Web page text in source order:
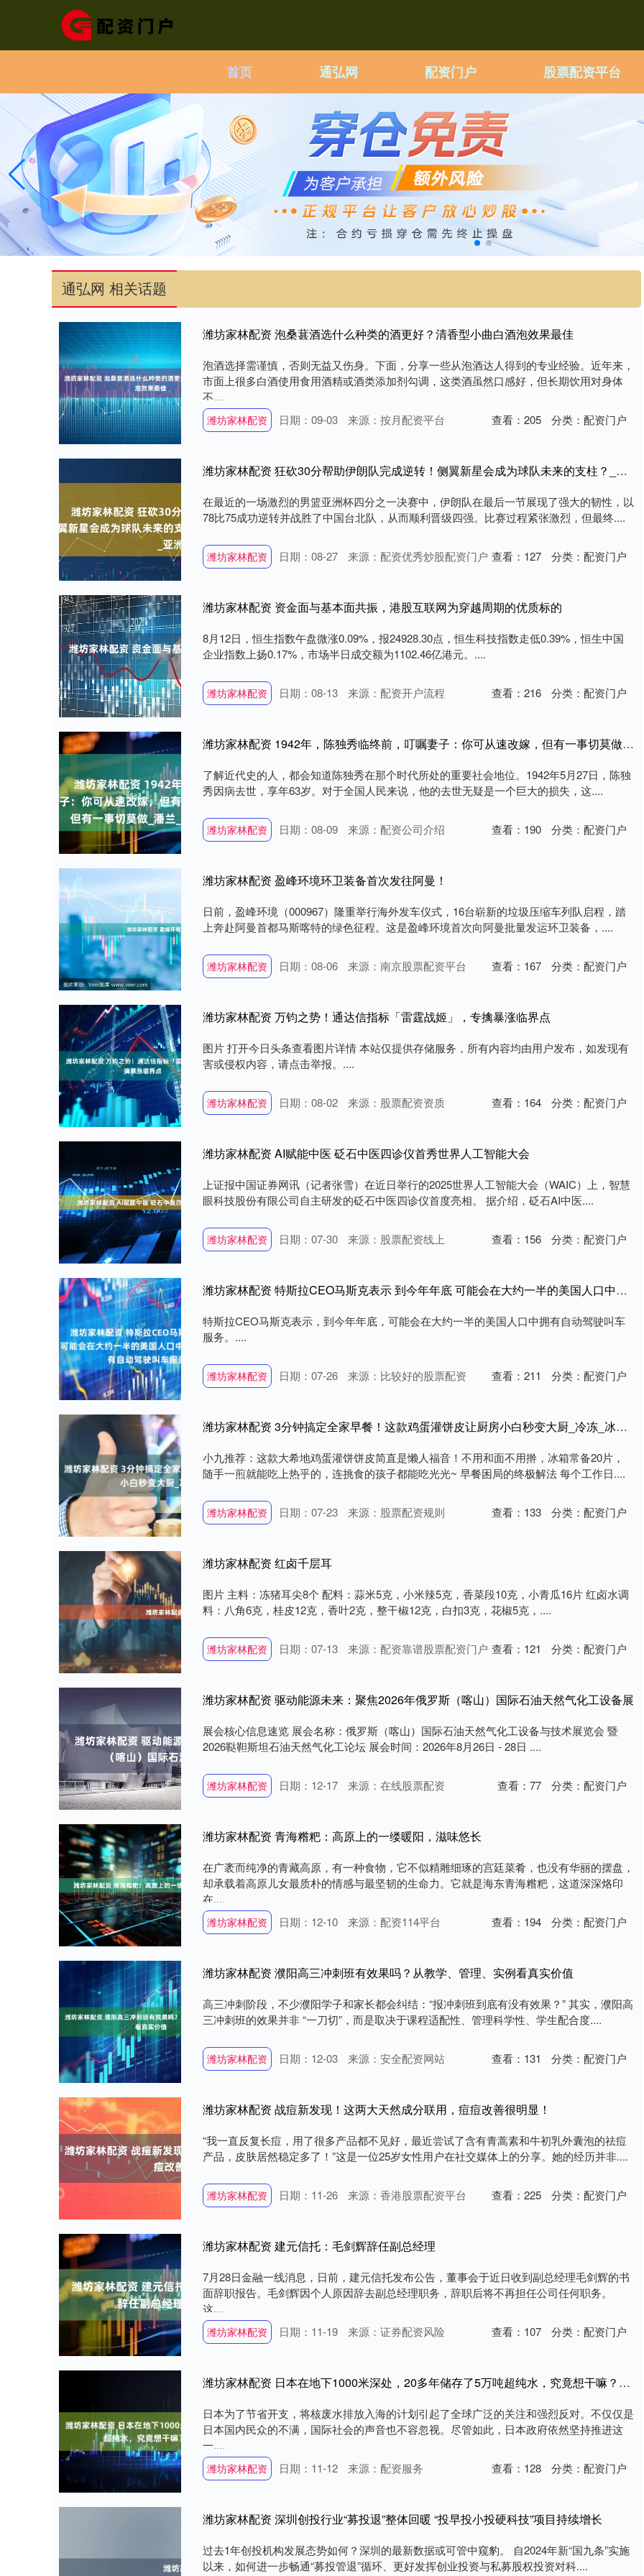
首页 通弘网 配资门户 股票配资平台
通弘网 相关话题
潍坊家林配资 泡桑葚酒选什么种类的酒更好？清香型小曲白酒泡效果最佳
泡酒选择需谨慎，否则无益又伤身。下面，分享一些从泡酒达人得到的专业经验。近年来，
市面上很多白酒使用食用酒精或酒类添加剂勾调，这类酒虽然口感好，但长期饮用对身体
不....
潍坊家林配资 日期：09-03 来源：按月配资平台 查看： 205 分类： 配资门户
潍坊家林配资 狂砍30分帮助伊朗队完成逆转！侧翼新星会成为球队未来的支柱？_阿米尼_比赛_亚洲杯
在最近的一场激烈的男篮亚洲杯四分之一决赛中，伊朗队在最后一节展现了强大的韧性，以
78比75成功逆转并战胜了中国台北队，从而顺利晋级四强。比赛过程紧张激烈，但最终....
潍坊家林配资 日期：08-27 来源：配资优秀炒股配资门户 查看： 127 分类： 配资门户
潍坊家林配资 资金面与基本面共振，港股互联网为穿越周期的优质标的
8月12日，恒生指数午盘微涨0.09%，报24928.30点，恒生科技指数走低0.39%，恒生中国
企业指数上扬0.17%，市场半日成交额为1102.46亿港元。....
潍坊家林配资 日期：08-13 来源：配资开户流程 查看： 216 分类： 配资门户
潍坊家林配资 1942年，陈独秀临终前，叮嘱妻子：你可从速改嫁，但有一事切莫做_潘兰_生活_教育
了解近代史的人，都会知道陈独秀在那个时代所处的重要社会地位。1942年5月27日，陈独
秀因病去世，享年63岁。对于全国人民来说，他的去世无疑是一个巨大的损失，这....
潍坊家林配资 日期：08-09 来源：配资公司介绍 查看： 190 分类： 配资门户
潍坊家林配资 盈峰环境环卫装备首次发往阿曼！
日前，盈峰环境（000967）隆重举行海外发车仪式，16台崭新的垃圾压缩车列队启程，踏
上奔赴阿曼首都马斯喀特的绿色征程。这是盈峰环境首次向阿曼批量发运环卫装备，....
潍坊家林配资 日期：08-06 来源：南京股票配资平台 查看： 167 分类： 配资门户
潍坊家林配资 万钧之势！通达信指标「雷霆战姬」，专擒暴涨临界点
图片 打开今日头条查看图片详情 本站仅提供存储服务，所有内容均由用户发布，如发现有
害或侵权内容，请点击举报。....
潍坊家林配资 日期：08-02 来源：股票配资资质 查看： 164 分类： 配资门户
潍坊家林配资 AI赋能中医 砭石中医四诊仪首秀世界人工智能大会
上证报中国证券网讯（记者张雪）在近日举行的2025世界人工智能大会（WAIC）上，智慧
眼科技股份有限公司自主研发的砭石中医四诊仪首度亮相。 据介绍，砭石AI中医....
潍坊家林配资 日期：07-30 来源：股票配资线上 查看： 156 分类： 配资门户
潍坊家林配资 特斯拉CEO马斯克表示 到今年年底 可能会在大约一半的美国人口中拥有自动驾驶叫车服务
特斯拉CEO马斯克表示，到今年年底，可能会在大约一半的美国人口中拥有自动驾驶叫车
服务。....
潍坊家林配资 日期：07-26 来源：比较好的股票配资 查看： 211 分类： 配资门户
潍坊家林配资 3分钟搞定全家早餐！这款鸡蛋灌饼皮让厨房小白秒变大厨_冷冻_冰箱_孩子
小九推荐：这款大希地鸡蛋灌饼饼皮简直是懒人福音！不用和面不用擀，冰箱常备20片，
随手一煎就能吃上热乎的，连挑食的孩子都能吃光光~ 早餐困局的终极解法 每个工作日....
潍坊家林配资 日期：07-23 来源：股票配资规则 查看： 133 分类： 配资门户
潍坊家林配资 红卤千层耳
图片 主料：冻猪耳尖8个 配料：蒜米5克，小米辣5克，香菜段10克，小青瓜16片 红卤水调
料：八角6克，桂皮12克，香叶2克，整干椒12克，白扣3克，花椒5克，....
潍坊家林配资 日期：07-13 来源：配资靠谱股票配资门户 查看： 121 分类： 配资门户
潍坊家林配资 驱动能源未来：聚焦2026年俄罗斯（喀山）国际石油天然气化工设备展
展会核心信息速览 展会名称：俄罗斯（喀山）国际石油天然气化工设备与技术展览会 暨
2026鞑靼斯坦石油天然气化工论坛 展会时间：2026年8月26日 - 28日 ....
潍坊家林配资 日期：12-17 来源：在线股票配资 查看： 77 分类： 配资门户
潍坊家林配资 青海糌粑：高原上的一缕暖阳，滋味悠长
在广袤而纯净的青藏高原，有一种食物，它不似精雕细琢的宫廷菜肴，也没有华丽的摆盘，
却承载着高原儿女最质朴的情感与最坚韧的生命力。它就是海东青海糌粑，这道深深烙印
在....
潍坊家林配资 日期：12-10 来源：配资114平台 查看： 194 分类： 配资门户
潍坊家林配资 濮阳高三冲刺班有效果吗？从教学、管理、实例看真实价值
高三冲刺阶段，不少濮阳学子和家长都会纠结：“报冲刺班到底有没有效果？” 其实，濮阳高
三冲刺班的效果并非 “一刀切”，而是取决于课程适配性、管理科学性、学生配合度....
潍坊家林配资 日期：12-03 来源：安全配资网站 查看： 131 分类： 配资门户
潍坊家林配资 战痘新发现！这两大天然成分联用，痘痘改善很明显！
“我一直反复长痘，用了很多产品都不见好，最近尝试了含有青蒿素和牛初乳外囊泡的祛痘
产品，皮肤居然稳定多了！”这是一位25岁女性用户在社交媒体上的分享。她的经历并非....
潍坊家林配资 日期：11-26 来源：香港股票配资平台 查看： 225 分类： 配资门户
潍坊家林配资 建元信托：毛剑辉辞任副总经理
7月28日金融一线消息，日前，建元信托发布公告，董事会于近日收到副总经理毛剑辉的书
面辞职报告。毛剑辉因个人原因辞去副总经理职务，辞职后将不再担任公司任何职务。
这....
潍坊家林配资 日期：11-19 来源：证券配资风险 查看： 107 分类： 配资门户
潍坊家林配资 日本在地下1000米深处，20多年储存了5万吨超纯水，究竟想干嘛？_研究_探测_计划
日本为了节省开支，将核废水排放入海的计划引起了全球广泛的关注和强烈反对。不仅仅是
日本国内民众的不满，国际社会的声音也不容忽视。尽管如此，日本政府依然坚持推进这
一....
潍坊家林配资 日期：11-12 来源：配资服务 查看： 128 分类： 配资门户
潍坊家林配资 深圳创投行业“募投退”整体回暖 “投早投小投硬科技”项目持续增长
过去1年创投机构发展态势如何？深圳的最新数据或可管中窥豹。 自2024年新“国九条”实施
以来，如何进一步畅通“募投管退”循环、更好发挥创业投资与私募股权投资对科....